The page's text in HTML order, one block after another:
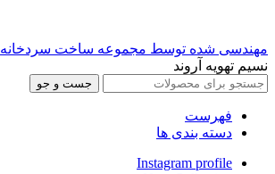
مهندسی شده توسط مجموعه ساخت سردخانه
نسیم تهویه آروند
جست و جو
فهرست
دسته بندی ها
Instagram profile